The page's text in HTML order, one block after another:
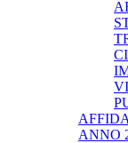
ANNO